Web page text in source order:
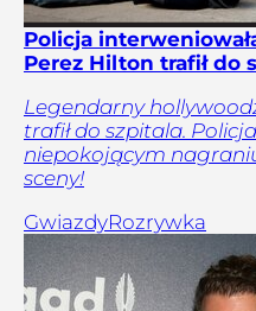
Policja
Perez Hilton trafił do
Legendarny
trafił do szpitala.
niepokojącym
sceny!
GwiazdyRozrywka